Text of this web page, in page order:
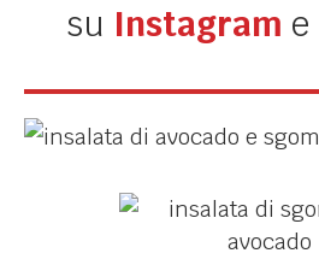
su Instagram e